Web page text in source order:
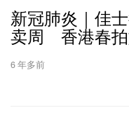
新冠肺炎｜佳
卖周 香港春拍
6 年多前